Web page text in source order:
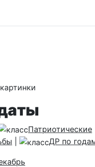
Патриотические
ДР по